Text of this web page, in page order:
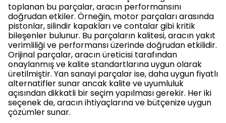
toplanan bu parçalar, aracın performansını
doğrudan etkiler. Örneğin, motor parçaları arasında
pistonlar, silindir kapakları ve contalar gibi kritik
bileşenler bulunur. Bu parçaların kalitesi, aracın yakıt
verimliliği ve performansı üzerinde doğrudan etkilidir.
Orijinal parçalar, aracın üreticisi tarafından
onaylanmış ve kalite standartlarına uygun olarak
üretilmiştir. Yan sanayi parçalar ise, daha uygun fiyatlı
alternatifler sunar ancak kalite ve uyumluluk
açısından dikkatli bir seçim yapılması gerekir. Her iki
seçenek de, aracın ihtiyaçlarına ve bütçenize uygun
çözümler sunar.